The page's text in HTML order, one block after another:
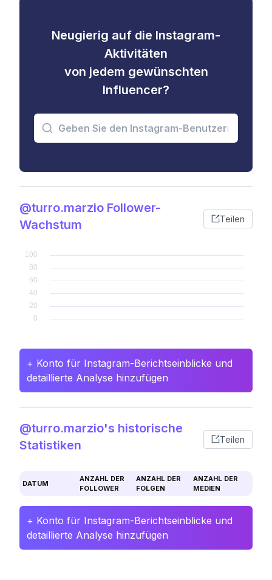
Neugierig auf die Instagram-
Aktivitäten
von jedem gewünschten
Influencer?
@turro.marzio Follower-
Wachstum
Teilen
+ Konto für Instagram-Berichtseinblicke und
detaillierte Analyse hinzufügen
@turro.marzio's historische
Statistiken
Teilen
DATUM
ANZAHL DER
FOLLOWER
ANZAHL DER
FOLGEN
ANZAHL DER
MEDIEN
+ Konto für Instagram-Berichtseinblicke und
detaillierte Analyse hinzufügen